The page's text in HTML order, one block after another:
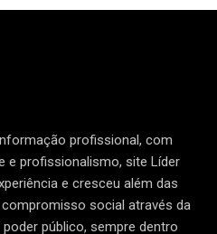
profissional, com
e profissionalismo, site Líder
e cresceu além das
social através da
público, sempre dentro